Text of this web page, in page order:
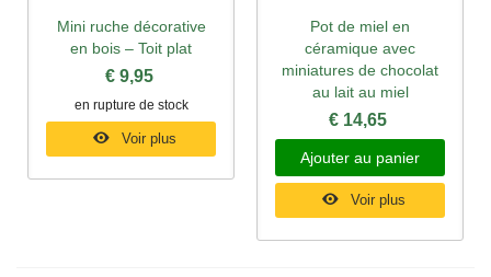
Mini ruche décorative
en bois – Toit plat
€ 9,95
en rupture de stock
Voir plus
Pot de miel en
céramique avec
miniatures de chocolat
au lait au miel
€ 14,65
Ajouter au panier
Voir plus